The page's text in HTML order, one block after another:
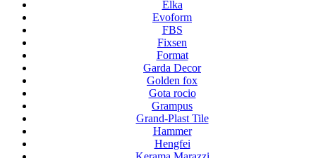
Elka
Evoform
FBS
Fixsen
Format
Garda Decor
Golden fox
Gota rocio
Grampus
Grand-Plast Tile
Hammer
Hengfei